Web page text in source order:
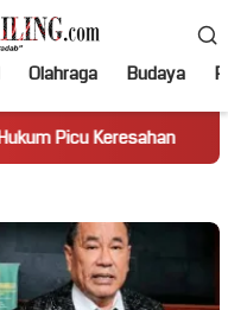
Olahraga Budaya
Keresahan Truk